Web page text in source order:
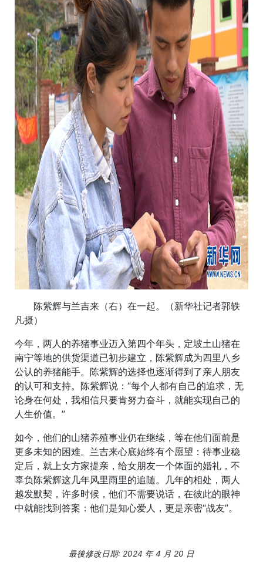
陈紫辉与兰吉来（右）在一起。（新华社记者郭轶
凡摄）
今年，两人的养猪事业迈入第四个年头，定坡土山猪在
南宁等地的供货渠道已初步建立，陈紫辉成为四里八乡
公认的养猪能手。陈紫辉的选择也逐渐得到了亲人朋友
的认可和支持。陈紫辉说：“每个人都有自己的追求，无
论身在何处，我相信只要肯努力奋斗，就能实现自己的
人生价值。”
如今，他们的山猪养殖事业仍在继续，等在他们面前是
更多未知的困难。兰吉来心底始终有个愿望：待事业稳
定后，就上女方家提亲，给女朋友一个体面的婚礼，不
辜负陈紫辉这几年风里雨里的追随。几年的相处，两人
越发默契，许多时候，他们不需要说话，在彼此的眼神
中就能找到答案：他们是知心爱人，更是亲密“战友”。
最後修改日期: 2024 年 4 月 20 日